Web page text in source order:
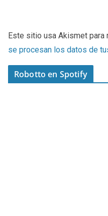
Este sitio usa Akismet para
se procesan los datos de
Robotto en Spotify